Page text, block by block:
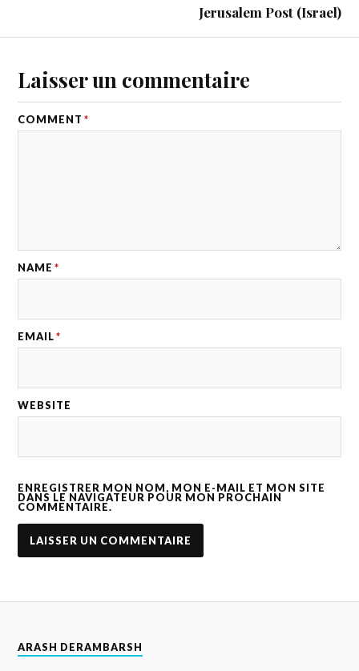
Jerusalem Post (Israel)
Laisser un commentaire
COMMENT *
NAME *
EMAIL *
WEBSITE
ENREGISTRER MON NOM, MON E-MAIL ET MON SITE
DANS LE NAVIGATEUR POUR MON PROCHAIN
COMMENTAIRE.
ARASH DERAMBARSH